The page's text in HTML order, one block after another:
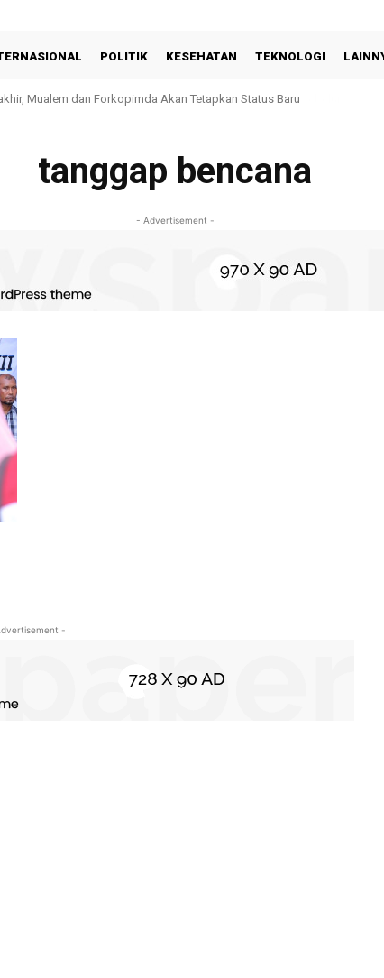
POLITIK KESEHATAN TEKNOLOGI
Mualem dan Forkopimda Akan Tetapkan Status Baru
tanggap bencana
- Advertisement -
-